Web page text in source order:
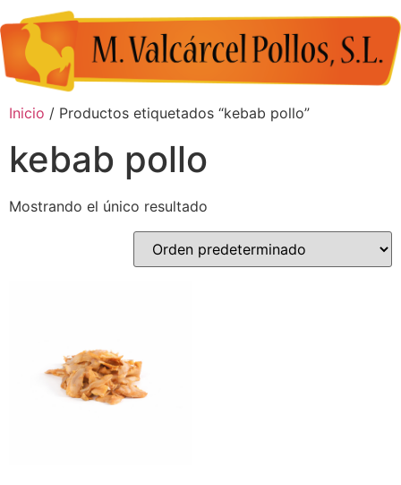
Inicio / Productos etiquetados “kebab pollo”
kebab pollo
Mostrando el único resultado